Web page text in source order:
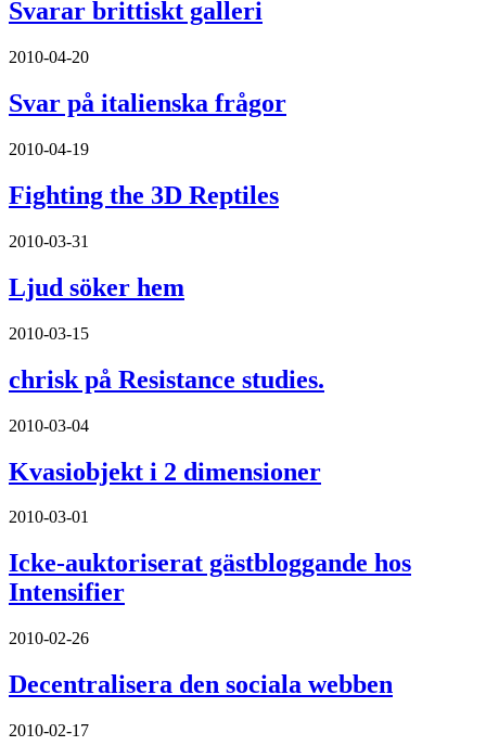
Svarar brittiskt galleri
2010-04-20
Svar på italienska frågor
2010-04-19
Fighting the 3D Reptiles
2010-03-31
Ljud söker hem
2010-03-15
chrisk på Resistance studies.
2010-03-04
Kvasiobjekt i 2 dimensioner
2010-03-01
Icke-auktoriserat gästbloggande hos
Intensifier
2010-02-26
Decentralisera den sociala webben
2010-02-17